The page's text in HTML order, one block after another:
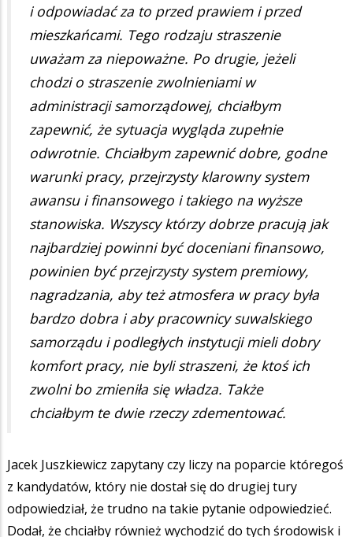
i odpowiadać za to przed prawiem i przed
mieszkańcami. Tego rodzaju straszenie
uważam za niepoważne. Po drugie, jeżeli
chodzi o straszenie zwolnieniami w
administracji samorządowej, chciałbym
zapewnić, że sytuacja wygląda zupełnie
odwrotnie. Chciałbym zapewnić dobre, godne
warunki pracy, przejrzysty klarowny system
awansu i finansowego i takiego na wyższe
stanowiska. Wszyscy którzy dobrze pracują jak
najbardziej powinni być doceniani finansowo,
powinien być przejrzysty system premiowy,
nagradzania, aby też atmosfera w pracy była
bardzo dobra i aby pracownicy suwalskiego
samorządu i podległych instytucji mieli dobry
komfort pracy, nie byli straszeni, że ktoś ich
zwolni bo zmieniła się władza. Także
chciałbym te dwie rzeczy zdementować.
Jacek Juszkiewicz zapytany czy liczy na poparcie któregoś
z kandydatów, który nie dostał się do drugiej tury
odpowiedział, że trudno na takie pytanie odpowiedzieć.
Dodał, że chciałby również wychodzić do tych środowisk i